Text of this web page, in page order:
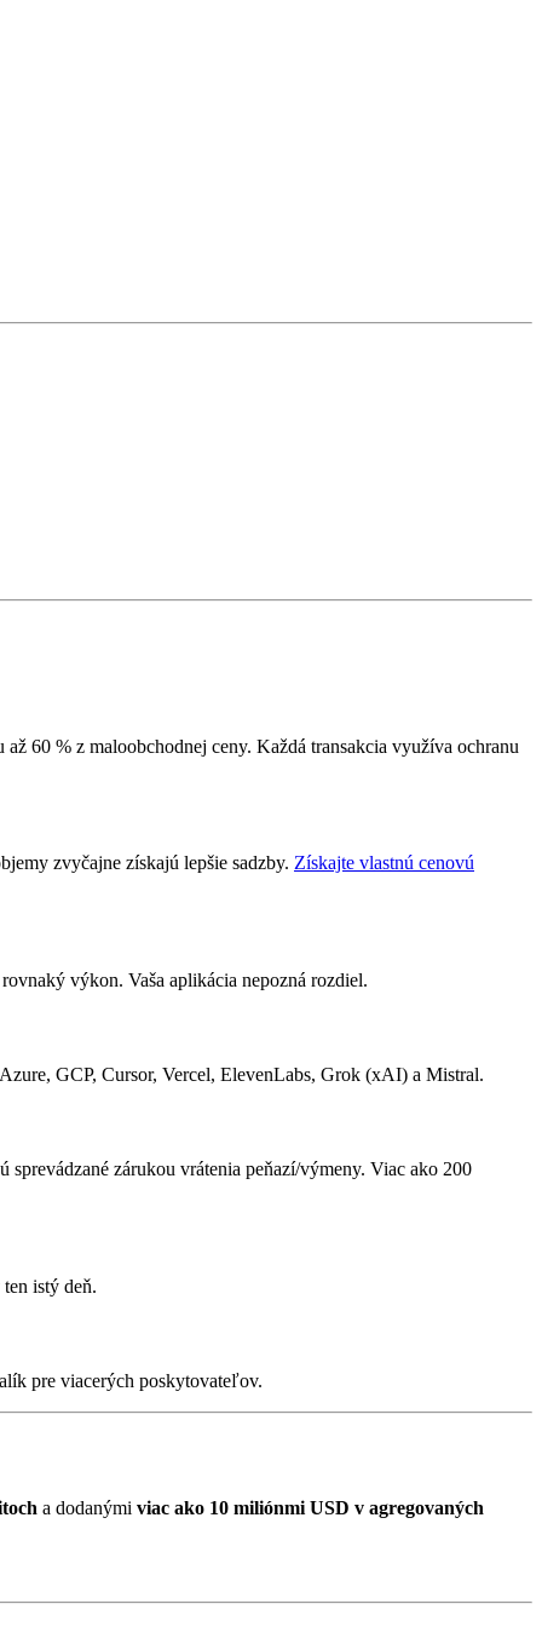
60 % z maloobchodnej ceny. Každá transakcia využíva ochranu
zvyčajne získajú lepšie sadzby. Získajte vlastnú cenovú
výkon. Vaša aplikácia nepozná rozdiel.
GCP, Cursor, Vercel, ElevenLabs, Grok (xAI) a Mistral.
sprevádzané zárukou vrátenia peňazí/výmeny. Viac ako 200
istý deň.
pre viacerých poskytovateľov.
a dodanými viac ako 10 miliónmi USD v agregovaných